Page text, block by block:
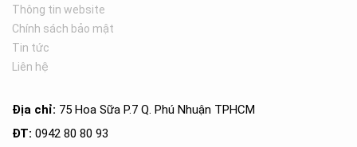
Thông tin website
Chính sách bảo mật
Tin tức
Liên hệ
Địa chỉ: 75 Hoa Sữa P.7 Q. Phú Nhuận TPHCM
ĐT: 0942 80 80 93